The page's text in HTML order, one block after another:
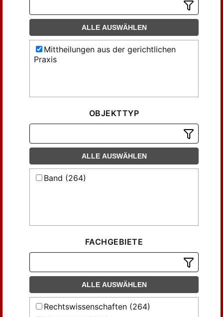
ALLE AUSWÄHLEN
Mittheilungen aus der gerichtlichen
Praxis
OBJEKTTYP
ALLE AUSWÄHLEN
Band (264)
FACHGEBIETE
ALLE AUSWÄHLEN
Rechtswissenschaften (264)